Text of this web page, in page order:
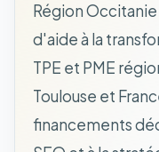
Région
d'aide à la
TPE et PME
Toulouse et
financements